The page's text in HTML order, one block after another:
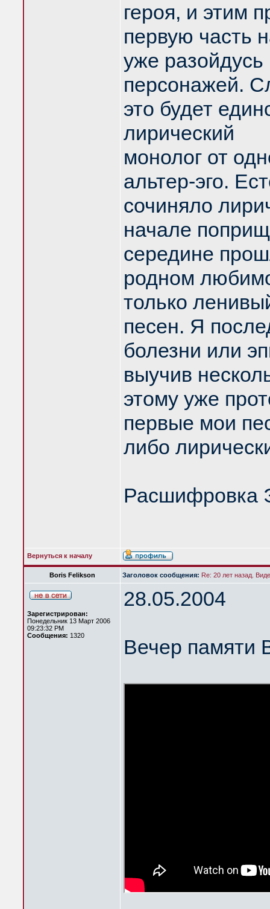
героя, и этим
первую часть
уже
персонажей.
это будет
лирический
монолог от
альтер-эго.
сочиняло
начале
середине
родном
только
песен. Я
болезни или
выучив
этому уже
первые мои
либо
Расшифровка
Вернуться к началу
Boris Felikson Заголовок сообщения: Re: 20 лет назад.
Зарегистрирован:
Понедельник 13 Март 2006
09:23:32 PM
Сообщения: 1320
28.05.2004
Вечер памяти